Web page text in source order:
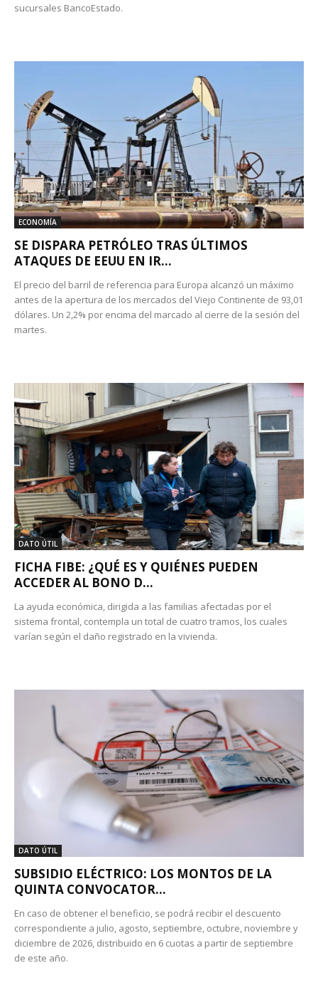
sucursales BancoEstado.
ECONOMÍA
SE DISPARA PETRÓLEO TRAS ÚLTIMOS
ATAQUES DE EEUU EN IR...
El precio del barril de referencia para Europa alcanzó un máximo
antes de la apertura de los mercados del Viejo Continente de 93,01
dólares. Un 2,2% por encima del marcado al cierre de la sesión del
martes.
DATO ÚTIL
FICHA FIBE: ¿QUÉ ES Y QUIÉNES PUEDEN
ACCEDER AL BONO D...
La ayuda económica, dirigida a las familias afectadas por el
sistema frontal, contempla un total de cuatro tramos, los cuales
varían según el daño registrado en la vivienda.
DATO ÚTIL
SUBSIDIO ELÉCTRICO: LOS MONTOS DE LA
QUINTA CONVOCATOR...
En caso de obtener el beneficio, se podrá recibir el descuento
correspondiente a julio, agosto, septiembre, octubre, noviembre y
diciembre de 2026, distribuido en 6 cuotas a partir de septiembre
de este año.